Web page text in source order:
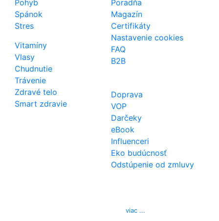
Pohyb
Spánok
Stres
Vitamíny
Vlasy
Chudnutie
Trávenie
Zdravé telo
Smart zdravie
Poradňa
Magazín
Certifikáty
Nastavenie cookies
FAQ
B2B
Doprava
VOP
Darčeky
eBook
Influenceri
Eko budúcnosť
Odstúpenie od zmluvy
viac ...